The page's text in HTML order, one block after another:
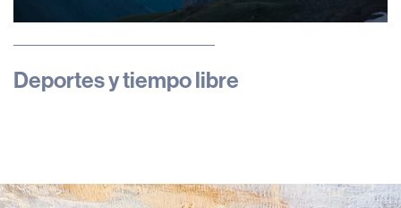
Deportes y tiempo libre